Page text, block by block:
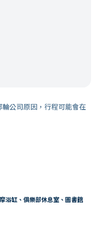
公司原因，行程可能會在
浴缸、俱樂部休息室、圖書館